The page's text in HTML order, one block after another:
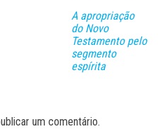
A apropriação
do Novo
Testamento pelo
segmento
espírita
um comentário.